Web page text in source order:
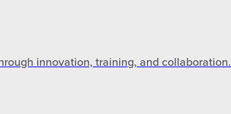
innovation, training, and collaboration.